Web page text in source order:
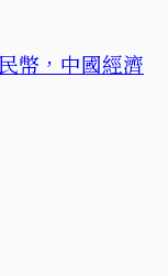
幣，中國經濟